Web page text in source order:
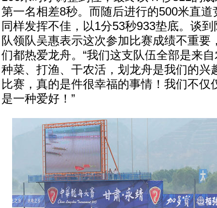
第一名相差8秒。而随后进行的500米直
同样发挥不佳，以1分53秒933垫底。谈
队领队吴惠表示这次参加比赛成绩不重要
们都热爱龙舟。“我们这支队伍全部是来
种菜、打渔、干农活，划龙舟是我们的兴
比赛，真的是件很幸福的事情！我们不仅
是一种爱好！”